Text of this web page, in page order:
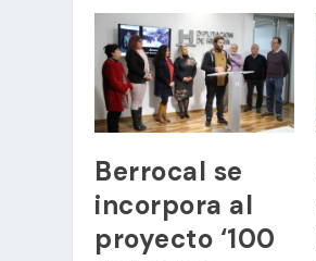
Berrocal se
incorpora al
proyecto ‘100